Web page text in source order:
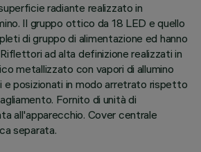
radiante realizzato in
Il gruppo ottico da 18 LED e quello
di gruppo di alimentazione ed hanno
ad alta definizione realizzati in
metallizzato con vapori di allumino
posizionati in modo arretrato rispetto
Fornito di unità di
all'apparecchio. Cover centrale
separata.